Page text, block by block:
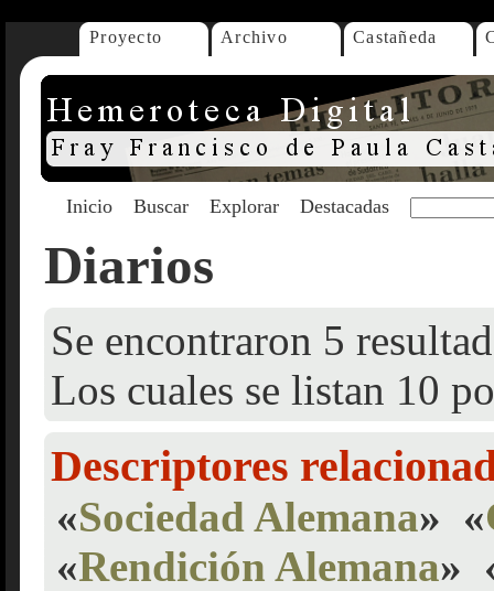
Proyecto Archivo Castañeda
Inicio Buscar Explorar Destacadas
Diarios
Se encontraron 5
Los cuales se listan 10
Descriptores
«Sociedad Alemana» «
«Rendición Alemana»